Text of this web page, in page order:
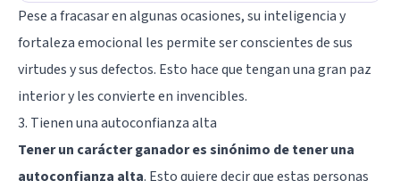
Pese a fracasar en algunas ocasiones, su inteligencia y
fortaleza emocional les permite ser conscientes de sus
virtudes y sus defectos. Esto hace que tengan una gran paz
interior y les convierte en invencibles.
3. Tienen una autoconfianza alta
Tener un carácter ganador es sinónimo de tener una
autoconfianza alta. Esto quiere decir que estas personas